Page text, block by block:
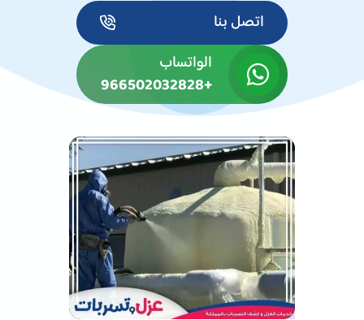
اتصل بنا
الواتساب
+966502032828